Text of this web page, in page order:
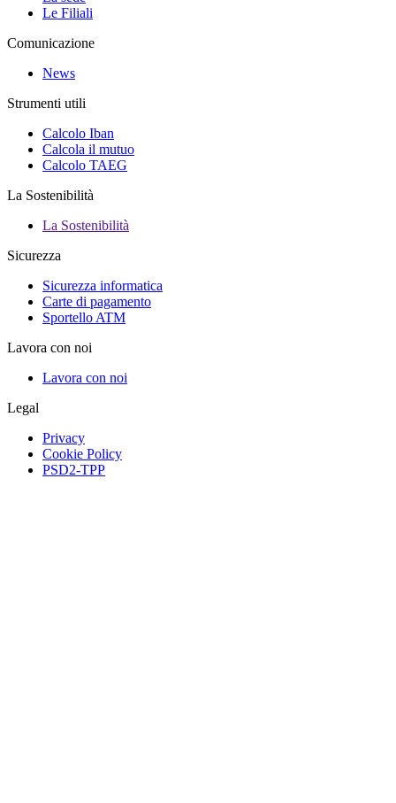
Le Filiali
Comunicazione
News
Strumenti utili
Calcolo Iban
Calcola il mutuo
Calcolo TAEG
La Sostenibilità
La Sostenibilità
Sicurezza
Sicurezza informatica
Carte di pagamento
Sportello ATM
Lavora con noi
Lavora con noi
Legal
Privacy
Cookie Policy
PSD2-TPP